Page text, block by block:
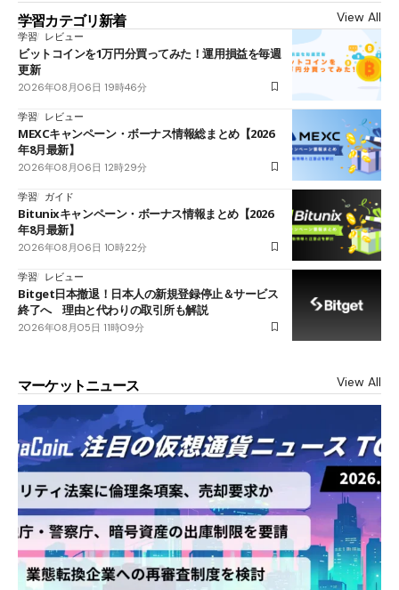
学習カテゴリ新着 View All
学習 レビュー
ビットコインを1万円分買ってみた！運用損益を毎週
更新
2026年08月06日 19時46分
学習 レビュー
MEXCキャンペーン・ボーナス情報総まとめ【2026
年8月最新】
2026年08月06日 12時29分
学習 ガイド
Bitunixキャンペーン・ボーナス情報まとめ【2026
年8月最新】
2026年08月06日 10時22分
学習 レビュー
Bitget日本撤退！日本人の新規登録停止＆サービス
終了へ 理由と代わりの取引所も解説
2026年08月05日 11時09分
マーケットニュース View All